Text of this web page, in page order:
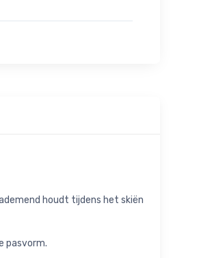
houdt tijdens het skiën
pasvorm.